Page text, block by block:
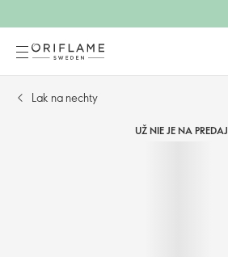
Lak na nechty
UŽ NIE JE NA PREDAJ